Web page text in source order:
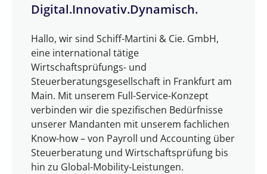
Digital.Innovativ.Dynamisch.
Hallo, wir sind Schiff-Martini & Cie. GmbH,
eine international tätige
Wirtschaftsprüfungs- und
Steuerberatungsgesellschaft in Frankfurt am
Main. Mit unserem Full-Service-Konzept
verbinden wir die spezifischen Bedürfnisse
unserer Mandanten mit unserem fachlichen
Know-how – von Payroll und Accounting über
Steuerberatung und Wirtschaftsprüfung bis
hin zu Global-Mobility-Leistungen.